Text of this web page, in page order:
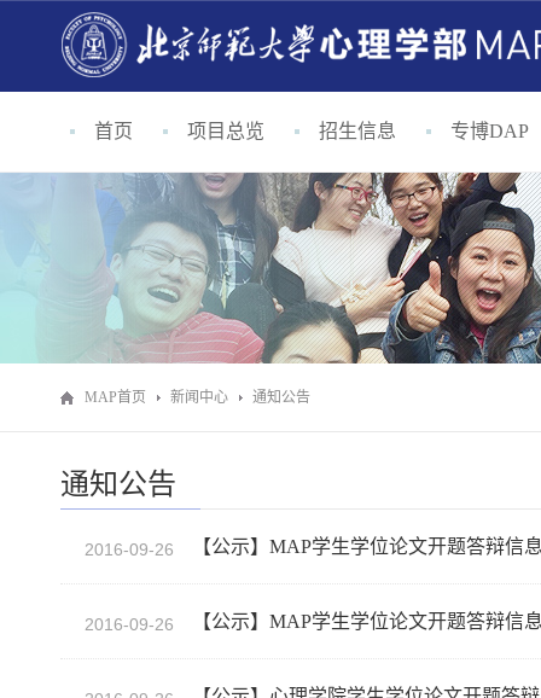
首页 项目总览 招生信息 专博DAP
MAP首页 新闻中心 通知公告
通知公告
2016-09-26 【公示】MAP学生学位论文开题答辩信
2016-09-26 【公示】MAP学生学位论文开题答辩信